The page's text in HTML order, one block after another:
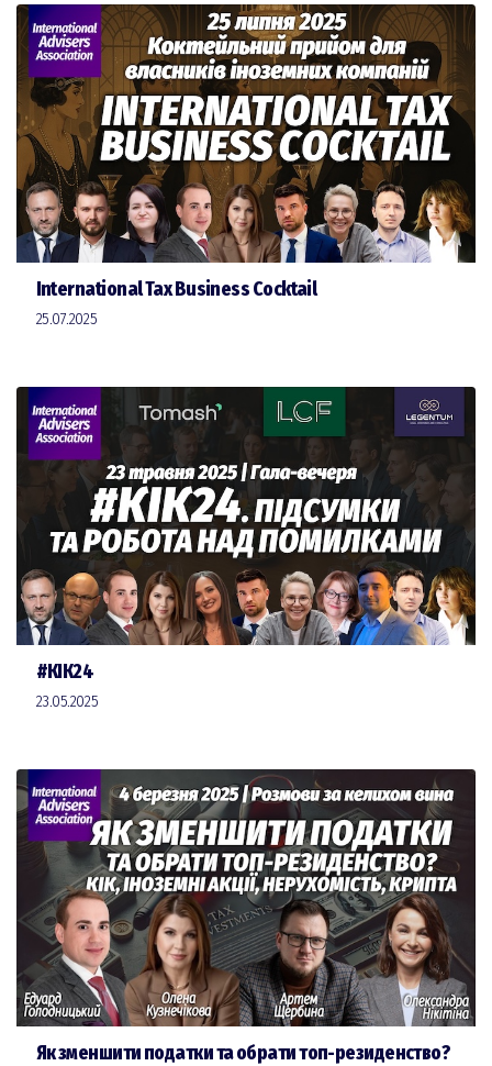
International Tax Business Cocktail
25.07.2025
#КІК24
23.05.2025
Як зменшити податки та обрати топ-резиденство?